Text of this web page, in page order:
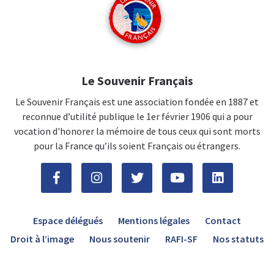
Le Souvenir Français
Le Souvenir Français est une association fondée en 1887 et
reconnue d’utilité publique le 1er février 1906 qui a pour
vocation d'honorer la mémoire de tous ceux qui sont morts
pour la France qu’ils soient Français ou étrangers.
Espace délégués Mentions légales
Contact
Droit à l’image
Nous soutenir RAFI-SF Nos statuts